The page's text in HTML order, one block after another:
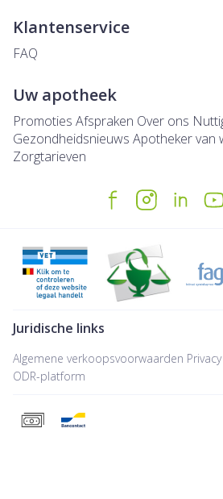
Klantenservice
FAQ
Uw apotheek
Promoties Afspraken Over ons
Gezondheidsnieuws Apotheker van
Zorgtarieven
Juridische links
Algemene verkoopsvoorwaarden
ODR-platform